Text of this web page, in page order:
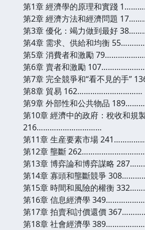
第1章 經濟學的原理和實踐
第2章 經濟方法和經濟問題
第3章 優化：竭力做到最好
第4章 需求、供給和均衡
第5章 消費者和激勵
第6章 賣者和激勵
第7章 完全競爭和“看不見的手
第8章 貿易 162…………………………
第9章 外部性和公共物品
第10章 經濟中的政府：稅收和規
216…………………………
第11章 生産要素市場
第12章 壟斷
第13章 博弈論和博弈謀略
第14章 寡頭和壟斷競爭
第15章 時間和風險的權衡
第16章 信息經濟學
第17章 拍賣和討價還價
第18章 社會經濟學